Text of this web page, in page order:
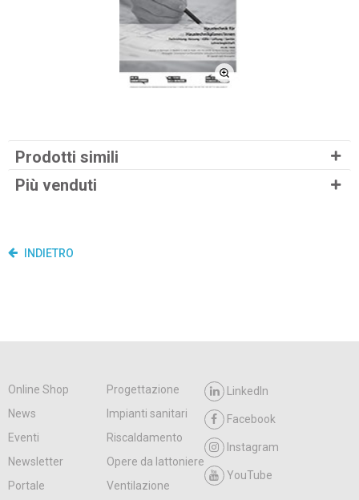
Prodotti simili
Più venduti
INDIETRO
Online Shop
Progettazione
News
Impianti sanitari
Eventi
Riscaldamento
Newsletter
Opere da lattoniere
Portale
Ventilazione
LinkedIn
Facebook
Instagram
YouTube